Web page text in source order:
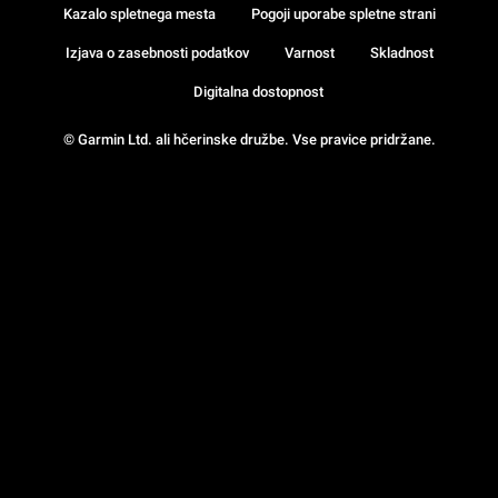
© Garmin Ltd. ali hčerinske družbe. Vse pravice pridržane.
Kazalo spletnega mesta Pogoji uporabe spletne strani
Izjava o zasebnosti podatkov Varnost Skladnost
Digitalna dostopnost